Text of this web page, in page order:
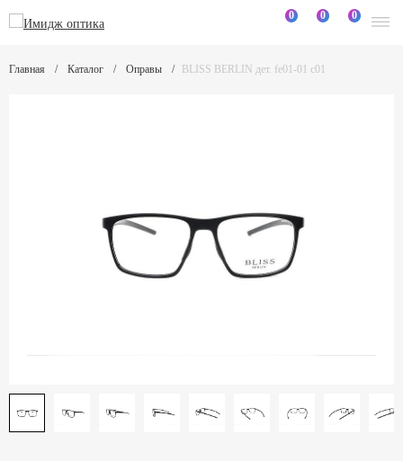
0 0 0
Главная Каталог Оправы BLISS BERLIN дет. fe01-01 c01